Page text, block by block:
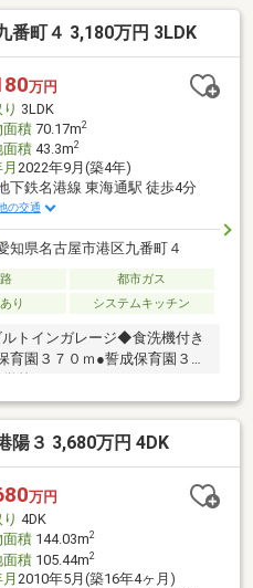
分）、MEGAドン・キホーテ
ぽーと名古屋みなとアクルス
お買い物から休日のお出かけ
番町４ 3,180万円 3LDK
万円
3LDK
面積70.17m2
面積43.3m2
2022年9月(築4年)
下鉄名港線 東海通駅 徒歩4分
の交通
知県名古屋市港区九番町４
都市ガス
り システムキッチン
トインガレージ◆食洗機付き
園３７０ｍ●誓成保育園３７
０ｍ●スギ薬局４９５ｍ●クリ
００ｍ《リフォーム内容》全
換、リペア補修水回りコーキ
グ 他
陽３ 3,680万円 4DK
万円
4DK
面積144.03m2
面積105.44m2
2010年5月(築16年4ヶ月)